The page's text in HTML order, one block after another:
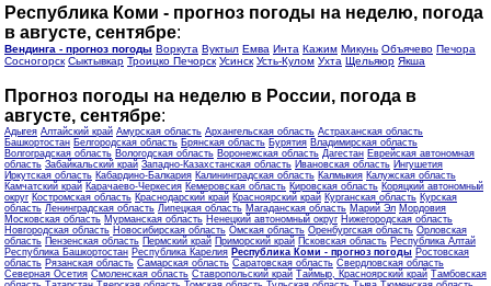
Республика Коми - прогноз погоды на неделю, погода
в августе, сентябре:
Вендинга - прогноз погоды Воркута Вуктыл Емва Инта Кажим Микунь Объячево Печора
Сосногорск Сыктывкар Троицко Печорск Усинск Усть-Кулом Ухта Щельяюр Якша
Прогноз погоды на неделю в России, погода в
августе, сентябре:
Адыгея Алтайский край Амурская область Архангельская область Астраханская область
Башкортостан Белгородская область Брянская область Бурятия Владимирская область
Волгоградская область Вологодская область Воронежская область Дагестан Еврейская автономная
область Забайкальский край Западно-Казахстанская область Ивановская область Ингушетия
Иркутская область Кабардино-Балкария Калининградская область Калмыкия Калужская область
Камчатский край Карачаево-Черкесия Кемеровская область Кировская область Коряцкий автономный
округ Костромская область Краснодарский край Красноярский край Курганская область Курская
область Ленинградская область Липецкая область Магаданская область Марий Эл Мордовия
Московская область Мурманская область Ненецкий автономный округ Нижегородская область
Новгородская область Новосибирская область Омская область Оренбургская область Орловская
область Пензенская область Пермский край Приморский край Псковская область Республика Алтай
Республика Башкортостан Республика Карелия Республика Коми - прогноз погоды Ростовская
область Рязанская область Самарская область Саратовская область Свердловская область
Северная Осетия Смоленская область Ставропольский край Таймыр, Красноярский край Тамбовская